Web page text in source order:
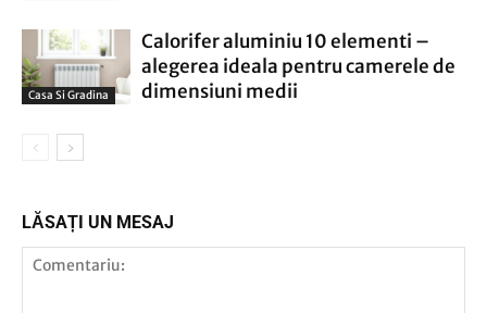
Casa Si Gradina
Calorifer aluminiu 10 elementi –
alegerea ideala pentru camerele de
dimensiuni medii
LĂSAȚI UN MESAJ